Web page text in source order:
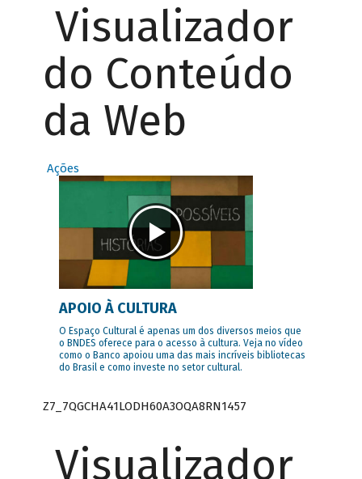
Visualizador
do Conteúdo
da Web
Ações
APOIO À CULTURA
O Espaço Cultural é apenas um dos diversos meios que
o BNDES oferece para o acesso à cultura. Veja no vídeo
como o Banco apoiou uma das mais incríveis bibliotecas
do Brasil e como investe no setor cultural.
Z7_7QGCHA41LODH60A3OQA8RN1457
Visualizador